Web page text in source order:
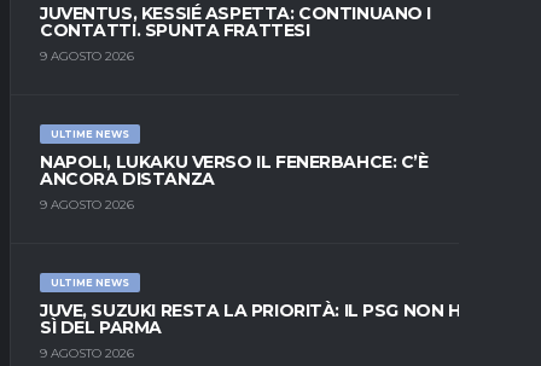
JUVENTUS, KESSIÉ ASPETTA: CONTINUANO I
CONTATTI. SPUNTA FRATTESI
9 AGOSTO 2026
ULTIME NEWS
NAPOLI, LUKAKU VERSO IL FENERBAHCE: C’È
ANCORA DISTANZA
9 AGOSTO 2026
ULTIME NEWS
JUVE, SUZUKI RESTA LA PRIORITÀ: IL PSG NON HA IL
SÌ DEL PARMA
9 AGOSTO 2026